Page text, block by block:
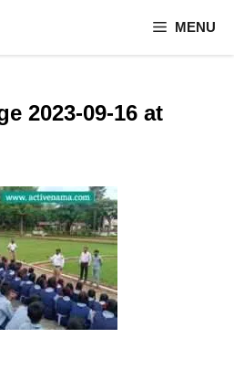
MENU
2023-09-16 at